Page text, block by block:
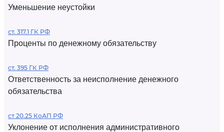
Уменьшение неустойки
ст. 317.1 ГК РФ
Проценты по денежному обязательству
ст. 395 ГК РФ
Ответственность за неисполнение денежного
обязательства
ст 20.25 КоАП РФ
Уклонение от исполнения административного